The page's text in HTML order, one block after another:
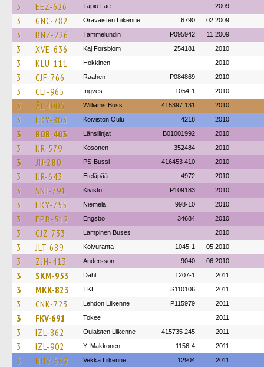
3 EEZ-626 Tapio Lae 2009
3 GNC-782 Oravaisten Liikenne 6790 02.2009
3 BNZ-226 Tammelundin P095942 11.2009
3 XVE-636 Kaj Forsblom 254181 2010
3 KLU-111 Hokkinen 2010
3 CJF-766 Raahen P084869 2010
3 CLI-965 Ingves 1054-1 2010
3 ÅL 4006 Williams Buss 415397 131 2010
3 EKY-803 Koiviston Oulu 4218 2010
3 BOB-403 Länsilinjat B01001992 2010
3 IJR-579 Kosonen 352484 2010
3 JIJ-280 PS-Bussi 416453 410 2010
3 IJR-643 Eteläpää 4972 2010
3 SNJ-791 Kivistö P109183 2010
3 EKY-755 Niemelä 998-10 2010
3 EPB-512 Engsbo 34684 2010
3 CJZ-733 Lampinen Buses 2010
3 JLT-689 Koivuranta 1045-1 05.2010
3 ZJH-413 Andersson 9040 06.2010
3 SKM-953 Dahl 1207-1 2011
3 MKK-823 TKL S110106 2011
3 CNK-723 Lehdon Liikenne P115979 2011
3 FKV-691 Tokee 2011
3 IZL-862 Oulaisten Liikenne 415735 245 2011
3 IZL-902 Y. Makkonen 1156-4 2011
3 NHV-569 Vekka Liikenne 12904 2011